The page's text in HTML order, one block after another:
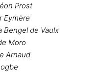
éon Prost
Eymère
Bengel de Vaulx
Moro
Arnaud